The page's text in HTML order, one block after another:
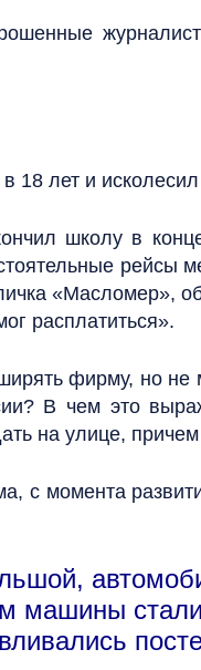
18 лет и
школу в
рейсы
«Масломер»,
расплатиться».
фирму, но не
В чем это
на улице,
с момента
машины